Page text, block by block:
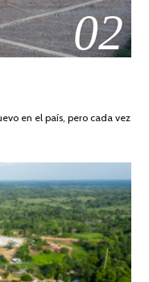
02
en el país, pero cada vez